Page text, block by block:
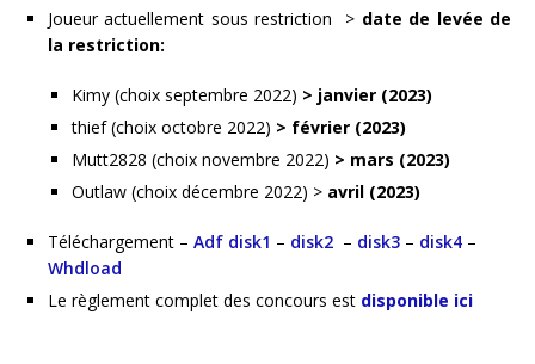
Joueur actuellement sous restriction > date de levée de
la restriction:
Kimy (choix septembre 2022) > janvier (2023)
thief (choix octobre 2022) > février (2023)
Mutt2828 (choix novembre 2022) > mars (2023)
Outlaw (choix décembre 2022) > avril (2023)
Téléchargement – Adf disk1 – disk2 – disk3 – disk4 –
Whdload
Le règlement complet des concours est disponible ici